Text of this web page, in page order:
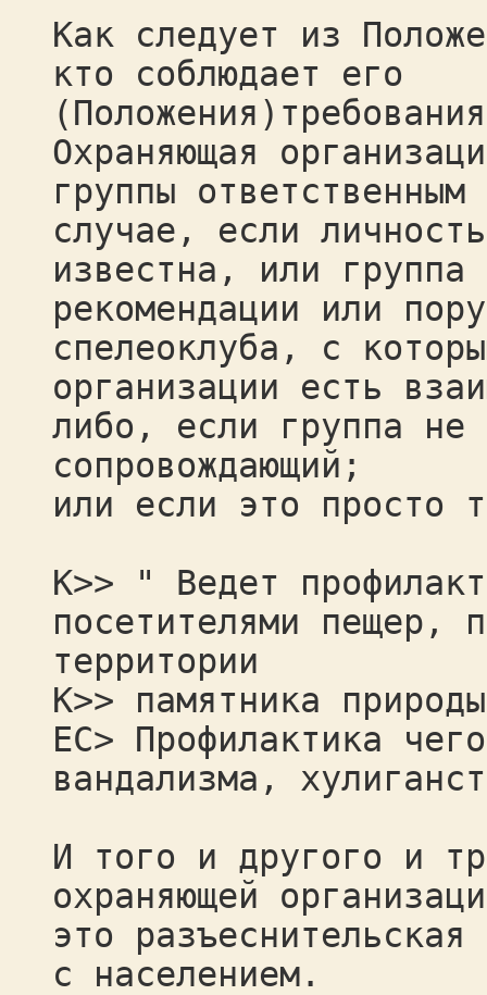
Как следует из
кто соблюдает его
Охраняющая
группы
случае, если
известна, или группа
рекомендации или
спелеоклуба, с
организации есть
либо, если группа не
сопровождающий;
или если это просто
К>> " Ведет
посетителями пещер,
территории
К>> памятника
ЕС> Профилактика
вандализма,
И того и другого и
охраняющей
это
с населением.